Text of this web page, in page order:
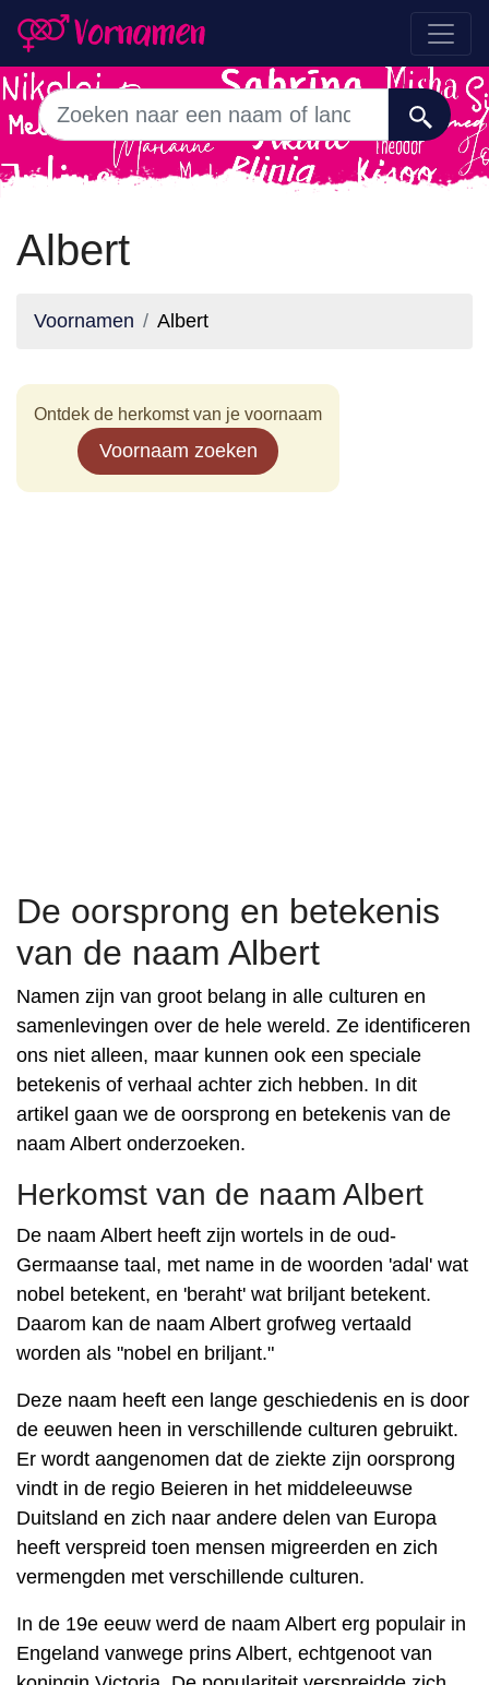
Albert
Voornamen Albert
Ontdek de herkomst van je voornaam
Voornaam zoeken
De oorsprong en betekenis
van de naam Albert
Namen zijn van groot belang in alle culturen en
samenlevingen over de hele wereld. Ze identificeren
ons niet alleen, maar kunnen ook een speciale
betekenis of verhaal achter zich hebben. In dit
artikel gaan we de oorsprong en betekenis van de
naam Albert onderzoeken.
Herkomst van de naam Albert
De naam Albert heeft zijn wortels in de oud-
Germaanse taal, met name in de woorden 'adal' wat
nobel betekent, en 'beraht' wat briljant betekent.
Daarom kan de naam Albert grofweg vertaald
worden als "nobel en briljant."
Deze naam heeft een lange geschiedenis en is door
de eeuwen heen in verschillende culturen gebruikt.
Er wordt aangenomen dat de ziekte zijn oorsprong
vindt in de regio Beieren in het middeleeuwse
Duitsland en zich naar andere delen van Europa
heeft verspreid toen mensen migreerden en zich
vermengden met verschillende culturen.
In de 19e eeuw werd de naam Albert erg populair in
Engeland vanwege prins Albert, echtgenoot van